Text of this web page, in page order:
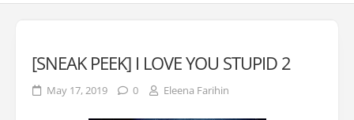
[SNEAK PEEK] I LOVE YOU STUPID 2
May 17, 2019 0 Eleena Farihin